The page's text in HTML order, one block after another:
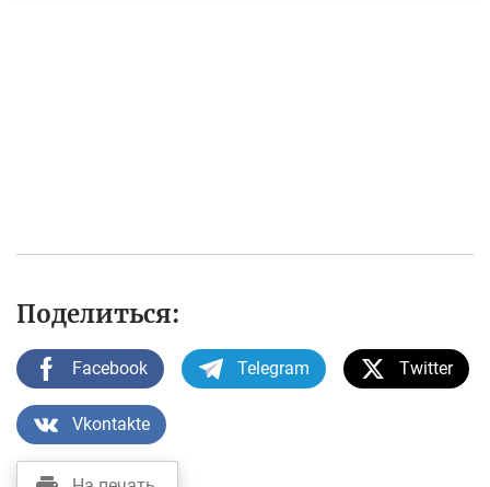
Поделиться:
Facebook Telegram Twitter
Vkontakte